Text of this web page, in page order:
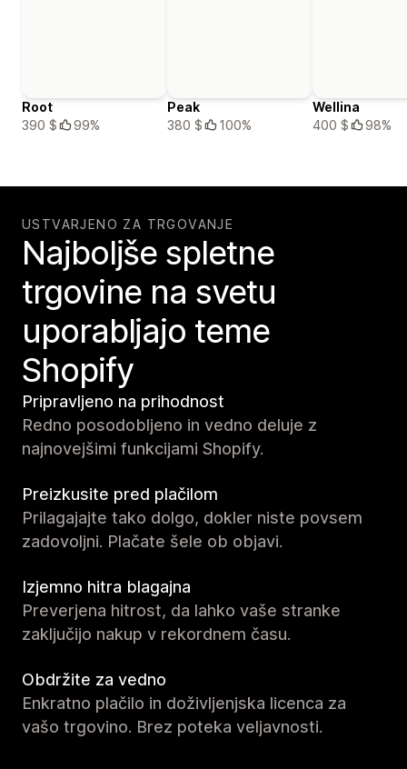
Root
390 $
99%
Peak
380 $
100%
Wellina
400 $
98%
USTVARJENO ZA TRGOVANJE
Najboljše spletne
trgovine na svetu
uporabljajo teme
Shopify
Pripravljeno na prihodnost
Redno posodobljeno in vedno deluje z
najnovejšimi funkcijami Shopify.
Preizkusite pred plačilom
Prilagajajte tako dolgo, dokler niste povsem
zadovoljni. Plačate šele ob objavi.
Izjemno hitra blagajna
Preverjena hitrost, da lahko vaše stranke
zaključijo nakup v rekordnem času.
Obdržite za vedno
Enkratno plačilo in doživljenjska licenca za
vašo trgovino. Brez poteka veljavnosti.